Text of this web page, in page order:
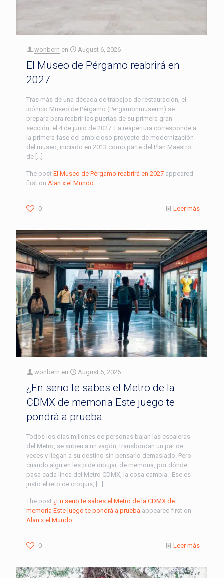
wonbern en August 6, 2026
El Museo de Pérgamo reabrirá en
2027
Tras más de una década de trabajos de restauración, el
icónico Museo de Pérgamo (Pergamonmuseum) se
prepara para reabrir las puertas de su primera gran
sección, el 4 de junio de 2027. La reapertura corresponde a
la primera fase del ambicioso proyecto de modernización
del museo, iniciado en 2013 como parte del Plan Maestro
de […]
The post El Museo de Pérgamo reabrirá en 2027 appeared
first on Alan x el Mundo.
0 Leer más
wonbern en August 6, 2026
¿En serio te sabes el Metro de la
CDMX de memoria Este juego te
pondrá a prueba
Todos los días millones de personas bajan las escaleras
del Metro, se suben a un vagón, transbordan un par de
veces y llegan a su destino sin pensarlo demasiado. Pero
cuando alguien les pide dibujar, de memoria, por dónde
pasa cada línea del Metro CDMX, la cosa cambia. Ese es
justo el reto de croquis, […]
The post ¿En serio te sabes el Metro de la CDMX de
memoria Este juego te pondrá a prueba appeared first on
Alan x el Mundo
0 Leer más